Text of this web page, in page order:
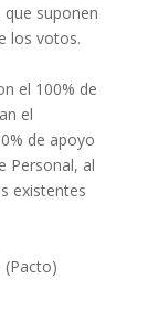
que suponen
los votos.
el 100% de
el
de apoyo
Personal, al
existentes